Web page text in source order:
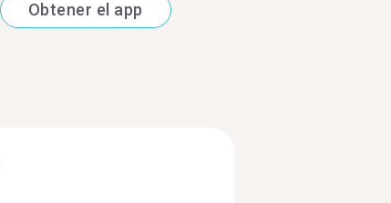
Obtener el app